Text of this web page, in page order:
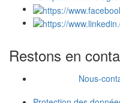
Restons en
Nous-